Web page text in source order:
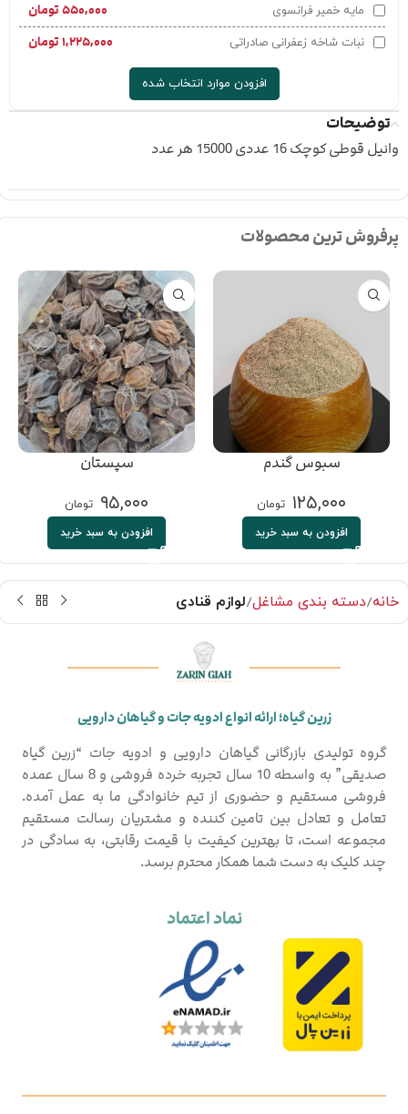
مایه خمیر فرانسوی ۵۵۰,۰۰۰ تومان
نبات شاخه زعفرانی صادراتی ۱,۲۲۵,۰۰۰ تومان
افزودن موارد انتخاب شده
توضیحات
وانیل قوطی کوچک 16 عددی 15000 هر عدد
پرفروش ترین محصولات
سبوس گندم
۱۲۵,۰۰۰ تومان
افزودن به سبد خرید
سپستان
۹۵,۰۰۰ تومان
افزودن به سبد خرید
خانه دسته بندی مشاغل لوازم قنادی
زرین گیاه؛ ارائه انواع ادویه جات و گیاهان دارویی
گروه تولیدی بازرگانی گیاهان دارویی و ادویه جات “زرین گیاه
صدیقی” به واسطه 10 سال تجربه خرده فروشی و 8 سال عمده
فروشی مستقیم و حضوری از تیم خانوادگی ما به عمل آمده.
تعامل و تعادل بین تامین کننده و مشتریان رسالت مستقیم
مجموعه است، تا بهترین کیفیت با قیمت رقابتی، به سادگی در
چند کلیک به دست شما همکار محترم برسد.
نماد اعتماد